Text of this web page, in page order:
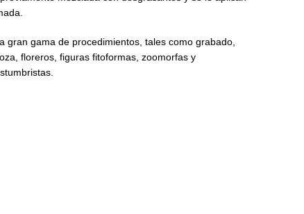
gama de procedimientos, tales como grabado,
floreros, figuras fitoformas, zoomorfas y